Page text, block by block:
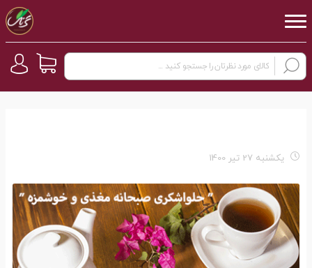
یکشنبه 27 تیر 1400